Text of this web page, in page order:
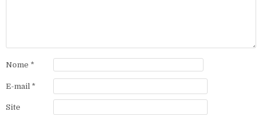
Nome *
E-mail *
Site